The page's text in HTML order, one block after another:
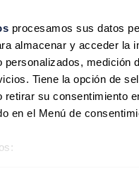
procesamos sus datos
almacenar y acceder la
medición
Tiene la opción de
su consentimiento
en el Menú de